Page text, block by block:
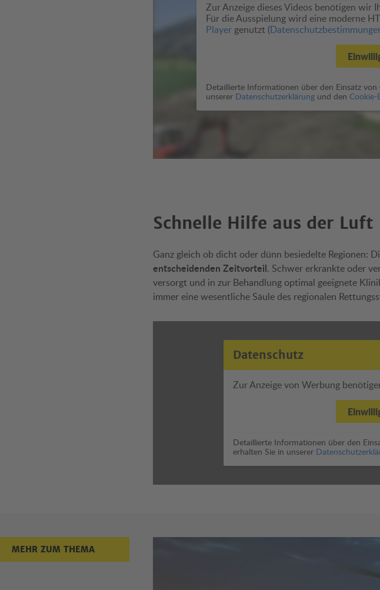
Zur Anzeige dieses Videos benötigen wir
Für die Ausspielung wird eine moderne
Player genutzt (
Detaillierte Informationen über den Einsatz
unserer Datenschutzerklärung und den Cookie-
Schnelle Hilfe aus der Luft
Ganz gleich ob dicht oder dünn besiedelte Regionen:
entscheidenden Zeitvorteil. Schwer erkrankte oder
versorgt und in zur Behandlung optimal geeignete
immer eine wesentliche Säule des regionalen
Datenschutz
Zur Anzeige von Werbung
Detaillierte Informationen über den
erhalten Sie in unserer
MEHR ZUM THEMA